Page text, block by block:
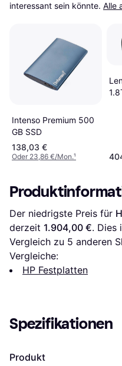
interessant sein könnte. Alle
Intenso Premium 500
GB SSD
138,03 €
Oder 23,86 €/Mon.¹
Der niedrigste Preis für
derzeit 1.904,00 €. Dies
Vergleich zu 5 anderen
Vergleiche:
HP Festplatten
Spezifikationen
Produkt